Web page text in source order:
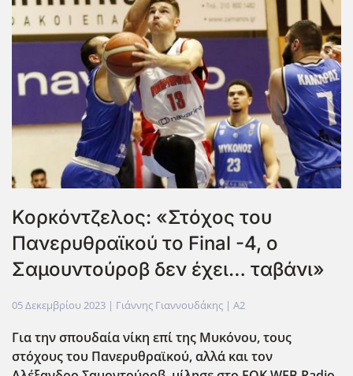
Κορκόντζελος: «Στόχος του
Πανερυθραϊκού το Final -4, ο
Σαμουντούροβ δεν έχει… ταβάνι»
05 Δεκεμβρίου 2023 | Γιάννης Γιαννουδάκης | A2
Για την σπουδαία νίκη επί της Μυκόνου, τους
στόχους του Πανερυθραϊκού, αλλά και τον